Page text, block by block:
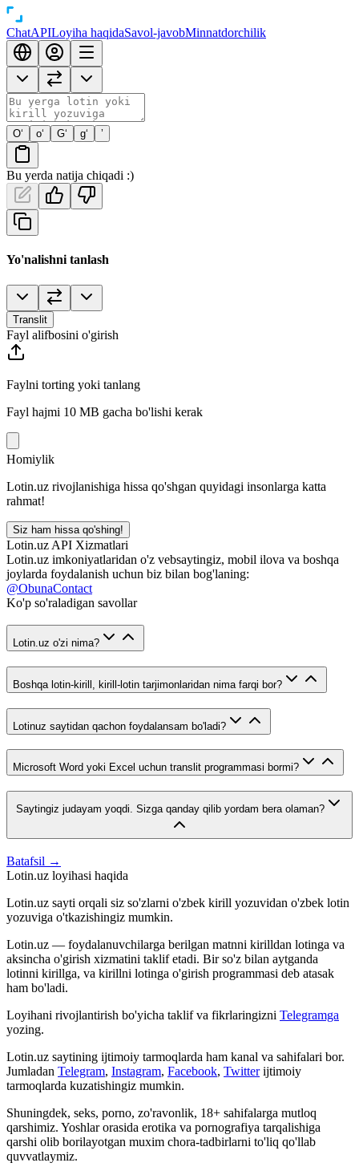
ChatAPILoyiha haqidaSavol-javobMinnatdorchilik
O‘ o‘ G‘ g‘ ’
Bu yerda natija chiqadi :)
Yo'nalishni tanlash
Translit
Fayl alifbosini o'girish
Faylni torting yoki tanlang
Fayl hajmi 10 MB gacha bo'lishi kerak
Homiylik
Lotin.uz rivojlanishiga hissa qo'shgan quyidagi insonlarga katta
rahmat!
Siz ham hissa qo'shing!
Lotin.uz API Xizmatlari
Lotin.uz imkoniyatlaridan o'z vebsaytingiz, mobil ilova va boshqa
joylarda foydalanish uchun biz bilan bog'laning:
@ObunaContact
Ko'p so'raladigan savollar
Lotin.uz o'zi nima?
Boshqa lotin-kirill, kirill-lotin tarjimonlaridan nima farqi bor?
Lotinuz saytidan qachon foydalansam bo'ladi?
Microsoft Word yoki Excel uchun translit programmasi bormi?
Saytingiz judayam yoqdi. Sizga qanday qilib yordam bera olaman?
Batafsil →
Lotin.uz loyihasi haqida
Lotin.uz sayti orqali siz so'zlarni o'zbek kirill yozuvidan o'zbek lotin
yozuviga o'tkazishingiz mumkin.
Lotin.uz — foydalanuvchilarga berilgan matnni kirilldan lotinga va
aksincha o'girish xizmatini taklif etadi. Bir so'z bilan aytganda
lotinni kirillga, va kirillni lotinga o'girish programmasi deb atasak
ham bo'ladi.
Loyihani rivojlantirish bo'yicha taklif va fikrlaringizni Telegramga
yozing.
Lotin.uz saytining ijtimoiy tarmoqlarda ham kanal va sahifalari bor.
Jumladan Telegram, Instagram, Facebook, Twitter ijtimoiy
tarmoqlarda kuzatishingiz mumkin.
Shuningdek, seks, porno, zo'ravonlik, 18+ sahifalarga mutloq
qarshimiz. Yoshlar orasida erotika va pornografiya tarqalishiga
qarshi olib borilayotgan muxim chora-tadbirlarni to'liq qo'llab
quvvatlaymiz.